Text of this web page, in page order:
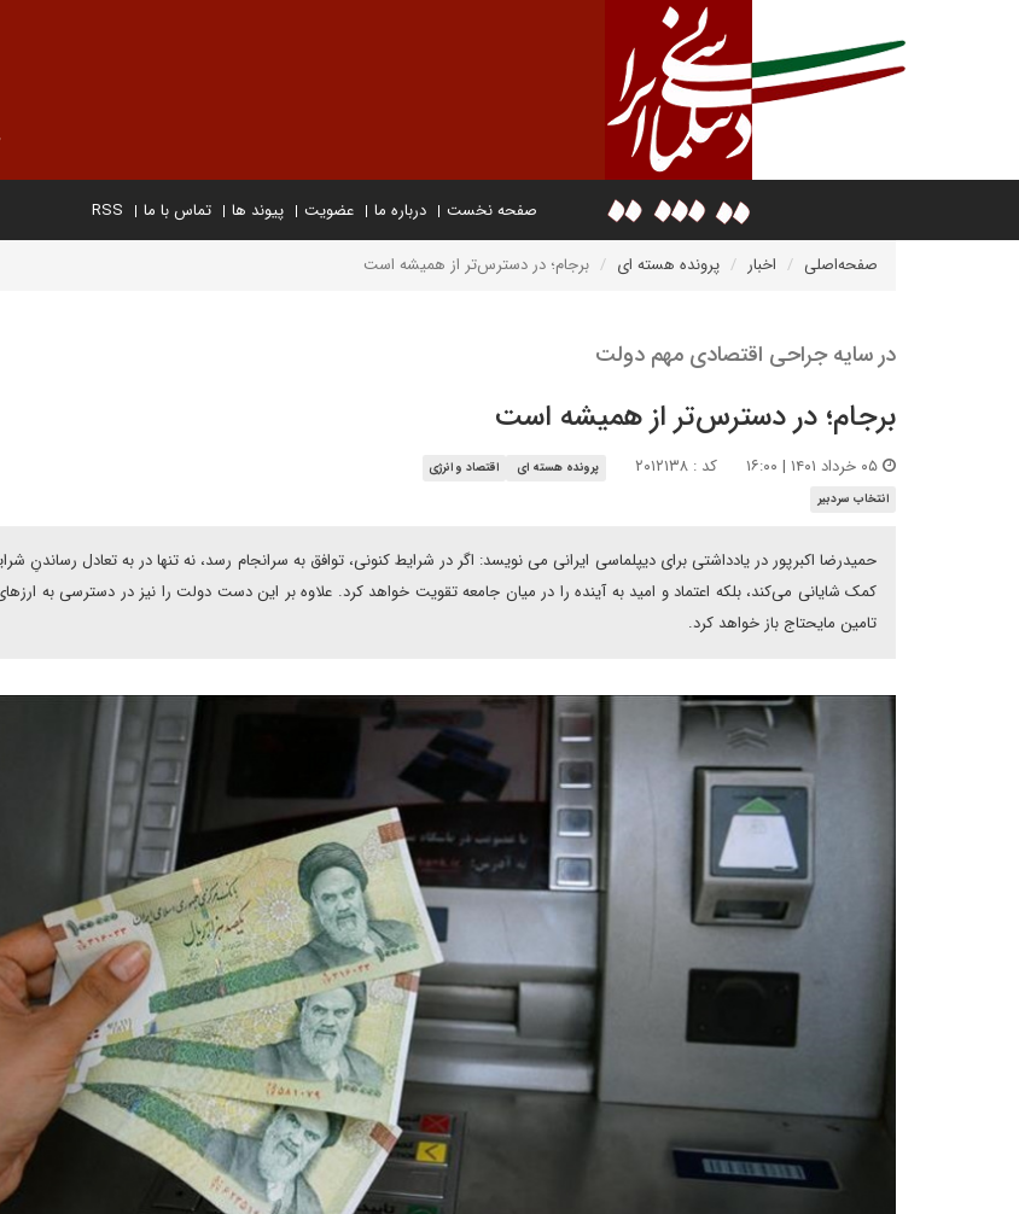
صفحه نخست درباره ما عضویت پیوند ها تماس با ما RSS
صفحه‌اصلی اخبار پرونده هسته ای برجام؛ در دسترس‌تر از همیشه است
در سایه جراحی اقتصادی مهم دولت
برجام؛ در دسترس‌تر از همیشه است
کد : ۲۰۱۲۱۳۸ پرونده هسته ای
اقتصاد و انرژی
انتخاب سردبیر
حمیدرضا اکبرپور در یادداشتی برای دیپلماسی ایرانی می نویسد: اگر در شرایط کنونی، توافق به سرانجام رسد، نه تنها در به تعادل رساندنِ
کمک شایانی می‌کند، بلکه اعتماد و امید به آینده را در میان جامعه تقویت خواهد کرد. علاوه بر این دست دولت را نیز در دسترسی به
تامین مایحتاج باز خواهد کرد.